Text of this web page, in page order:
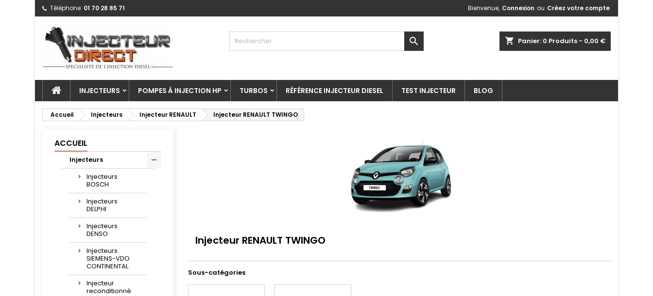
Téléphone: 01 70 28 85 71 Bienvenue, Connexion ou Créez votre compte
shopping_cart Panier: 0 Produits - 0,00 €

INJECTEURS POMPES À INJECTION HP TURBOS RÉFÉRENCE INJECTEUR DIESEL TEST INJECTEUR BLOG
Accueil Injecteurs Injecteur RENAULT Injecteur RENAULT TWINGO
ACCUEIL
Injecteurs
Injecteurs
BOSCH
Injecteurs
DELPHI
Injecteurs
DENSO
Injecteurs
SIEMENS-VDO
CONTINENTAL
Injecteur
reconditionné
Injecteur RENAULT TWINGO
Sous-catégories